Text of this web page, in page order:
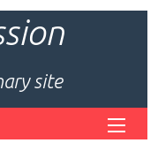
site